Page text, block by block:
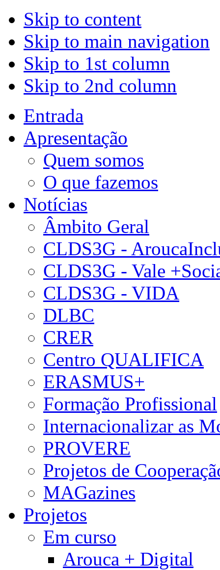
Skip to content
Skip to main navigation
Skip to 1st column
Skip to 2nd column
Entrada
Apresentação
Quem somos
O que fazemos
Notícias
Âmbito Geral
CLDS3G -
CLDS3G - Vale
CLDS3G - VIDA
DLBC
CRER
Centro QUALIFICA
ERASMUS+
Formação Profissional
Internacionalizar as
PROVERE
Projetos de
MAGazines
Projetos
Em curso
Arouca + Digital